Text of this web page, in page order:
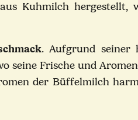
Kuhmilch hergestellt,
. Aufgrund seiner
seine Frische und
der Büffelmilch